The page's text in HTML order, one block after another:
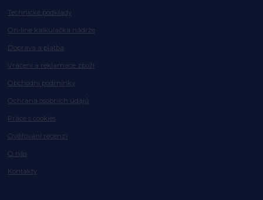
Technické podklady
On-line kalkulačka nádrže
Doprava a platba
Vrácení a reklamace zboží
Obchodní podmínky
Ochrana osobních údajů
Práce s cookies
Ověřování recenzí
O nás
Kontakty